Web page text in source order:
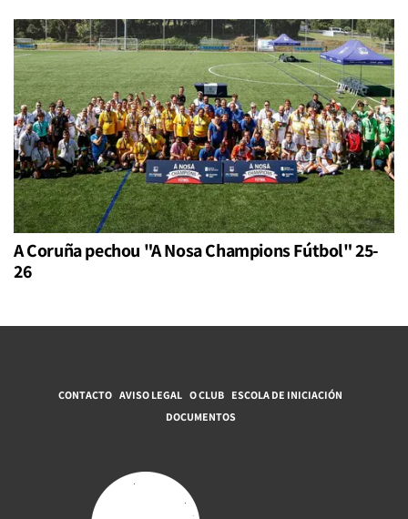
A Coruña pechou "A Nosa Champions Fútbol" 25-
26
CONTACTO AVISO LEGAL O CLUB ESCOLA DE INICIACIÓN
DOCUMENTOS